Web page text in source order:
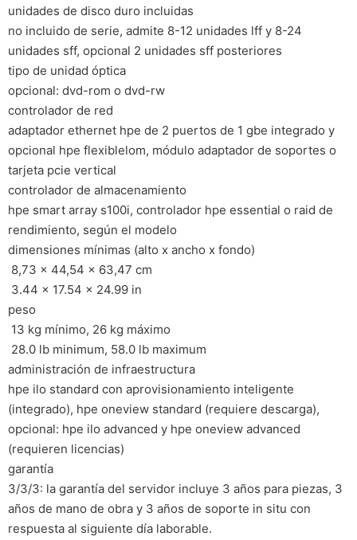
unidades de disco duro incluidas
no incluido de serie, admite 8-12 unidades lff y 8-24
unidades sff, opcional 2 unidades sff posteriores
tipo de unidad óptica
opcional: dvd-rom o dvd-rw
controlador de red
adaptador ethernet hpe de 2 puertos de 1 gbe integrado y
opcional hpe flexiblelom, módulo adaptador de soportes o
tarjeta pcie vertical
controlador de almacenamiento
hpe smart array s100i, controlador hpe essential o raid de
rendimiento, según el modelo
dimensiones mínimas (alto x ancho x fondo)
 8,73 x 44,54 x 63,47 cm
 3.44 x 17.54 x 24.99 in
peso
 13 kg mínimo, 26 kg máximo
 28.0 lb minimum, 58.0 lb maximum
administración de infraestructura
hpe ilo standard con aprovisionamiento inteligente
(integrado), hpe oneview standard (requiere descarga),
opcional: hpe ilo advanced y hpe oneview advanced
(requieren licencias)
garantía
3/3/3: la garantía del servidor incluye 3 años para piezas, 3
años de mano de obra y 3 años de soporte in situ con
respuesta al siguiente día laborable.